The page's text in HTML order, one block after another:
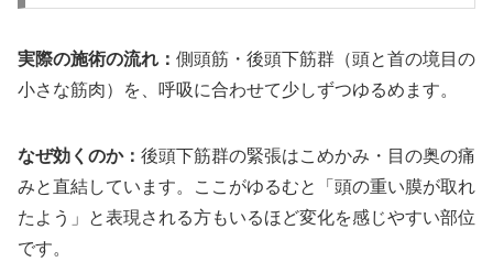
実際の施術の流れ： 側頭筋・後頭下筋群（頭と首の境目の
小さな筋肉）を、呼吸に合わせて少しずつゆるめます。
なぜ効くのか： 後頭下筋群の緊張はこめかみ・目の奥の痛
みと直結しています。ここがゆるむと「頭の重い膜が取れ
たよう」と表現される方もいるほど変化を感じやすい部位
です。